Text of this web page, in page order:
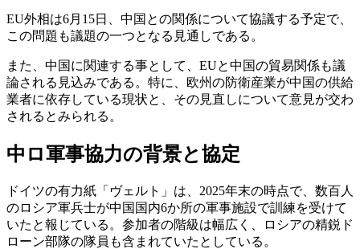
EU外相は6月15日、中国との関係について協議する予定で、
この問題も議題の一つとなる見通しである。
また、中国に関連する事として、EUと中国の貿易関係も議
論される見込みである。特に、欧州の防衛産業が中国の供給
業者に依存している現状と、その見直しについて意見が交わ
されるとみられる。
中ロ軍事協力の背景と協定
ドイツの有力紙「ヴェルト」は、2025年末の時点で、数百人
のロシア軍兵士が中国国内6か所の軍事施設で訓練を受けて
いたと報じている。参加者の階級は幅広く、ロシアの精鋭ド
ローン部隊の隊員も含まれていたとしている。